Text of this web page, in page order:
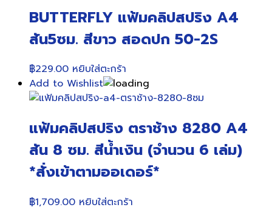
BUTTERFLY แฟ้มคลิปสปริง A4
สัน5ซม. สีขาว สอดปก 50-2S
฿229.00 หยิบใส่ตะกร้า
Add to Wishlist
แฟ้มคลิปสปริง ตราช้าง 8280 A4
สัน 8 ซม. สีน้ำเงิน (จำนวน 6 เล่ม)
*สั่งเข้าตามออเดอร์*
฿1,709.00 หยิบใส่ตะกร้า